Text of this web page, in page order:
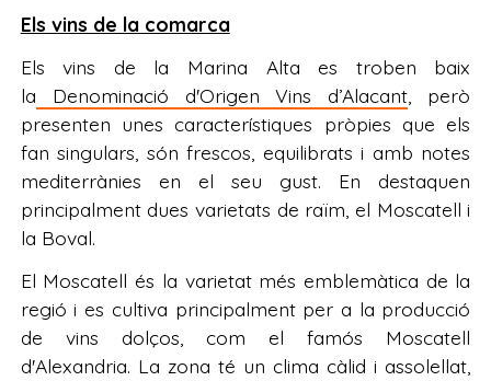
Els vins de la comarca
Els vins de la Marina Alta es troben baix
la Denominació d'Origen Vins d’Alacant , però
presenten unes característiques pròpies que els
fan singulars, són frescos, equilibrats i amb notes
mediterrànies en el seu gust. En destaquen
principalment dues varietats de raïm, el Moscatell i
la Boval.
El Moscatell és la varietat més emblemàtica de la
regió i es cultiva principalment per a la producció
de vins dolços, com el famós Moscatell
d'Alexandria. La zona té un clima càlid i assolellat,